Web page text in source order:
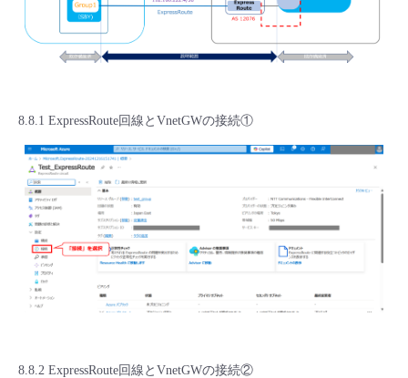
8.8.1 ExpressRoute回線とVnetGWの接続①
8.8.2 ExpressRoute回線とVnetGWの接続②